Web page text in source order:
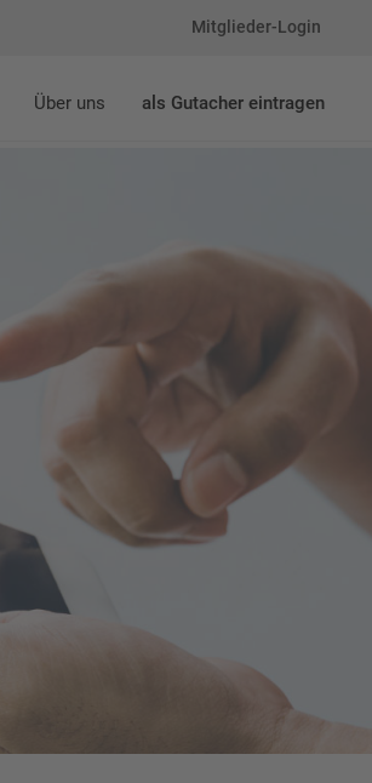
Mitglieder-Login
Über uns als Gutacher eintragen